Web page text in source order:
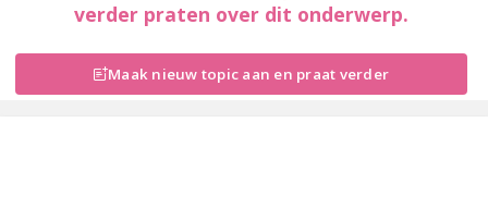
verder praten over dit onderwerp.
Maak nieuw topic aan en praat verder